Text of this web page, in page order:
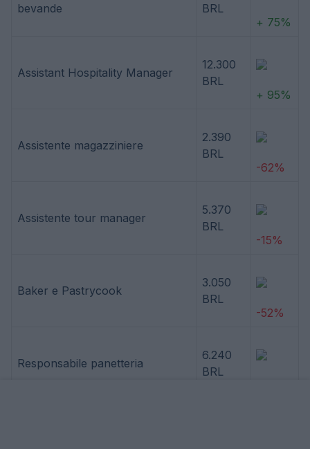
bevande
BRL
+ 75%
Assistant Hospitality Manager
12.300
BRL
+ 95%
Assistente magazziniere
2.390
BRL
-62%
Assistente tour manager
5.370
BRL
-15%
Baker e Pastrycook
3.050
BRL
-52%
Responsabile panetteria
6.240
BRL